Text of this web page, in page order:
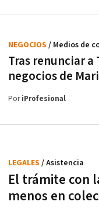
Tras renunciar a
negocios de
NEGOCIOS / Medios de
PoriProfesional
El trámite con
menos en
LEGALES / Asistencia